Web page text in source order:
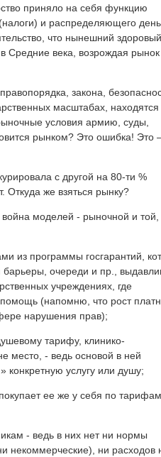
приняло на себя функцию
и распределяющего
что нынешний здоровый
Средние века, возрождая
закона,
масштабах,
условия армию, суды,
рынком? Это ошибка! Это
с другой на 80-ти %
Откуда же взяться рынку?
моделей - рыночной и той,
из программы госгарантий,
очереди и пр.,
учреждениях, где
(напомню, что рост
нарушения прав);
тарифу, клинико-
место, - ведь основой в ней
конкретную услугу или душу;
ее же у себя по
- ведь в них нет ни нормы
некоммерческие), ни расходов